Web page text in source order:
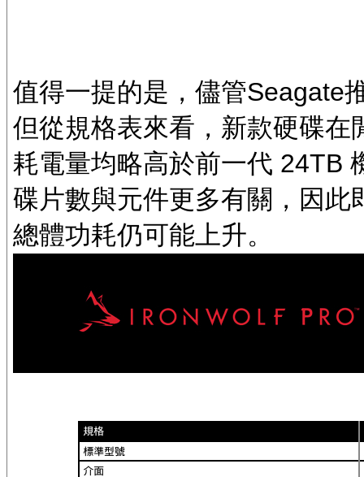
值得一提的是，儘管Seagate
但從規格表來看，新款硬碟
耗電量均略高於前一代 24TB
碟片數與元件更多有關，因
總體功耗仍可能上升。